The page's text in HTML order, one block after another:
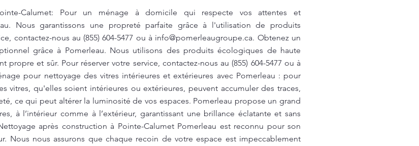
Calumet: Pour un ménage à domicile qui respecte vos attentes et
Nous garantissons une propreté parfaite grâce à l'utilisation de produits
contactez-nous au (855) 604-5477 ou à info@pomerleaugroupe.ca. Obtenez un
grâce à Pomerleau. Nous utilisons des produits écologiques de haute
et sûr. Pour réserver votre service, contactez-nous au (855) 604-5477 ou à
pour nettoyage des vitres intérieures et extérieures avec Pomerleau : pour
vitres, qu'elles soient intérieures ou extérieures, peuvent accumuler des traces,
ce qui peut altérer la luminosité de vos espaces. Pomerleau propose un grand
à l’intérieur comme à l’extérieur, garantissant une brillance éclatante et sans
après construction à Pointe-Calumet Pomerleau est reconnu pour son
Nous nous assurons que chaque recoin de votre espace est impeccablement